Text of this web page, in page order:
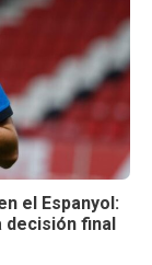
el Espanyol:
decisión final